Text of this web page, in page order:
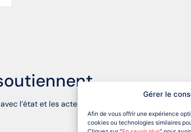
Gérer le
Afin de vous offrir une expérience
cookies ou technologies similaires
l’état et les acteurs du territoires.